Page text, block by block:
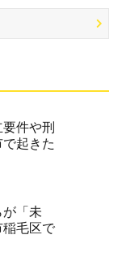
件や刑
起きた
「未
毛区で